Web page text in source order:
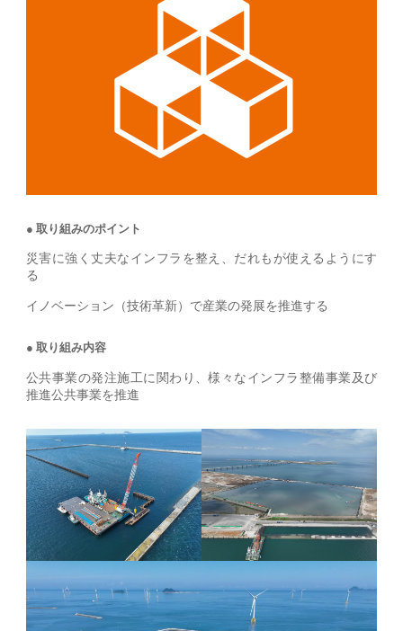
取り組みのポイント
災害に強く丈夫なインフラを整え、だれもが使えるようにす
る
イノベーション（技術革新）で産業の発展を推進する
取り組み内容
公共事業の発注施工に関わり、様々なインフラ整備事業及び
推進公共事業を推進